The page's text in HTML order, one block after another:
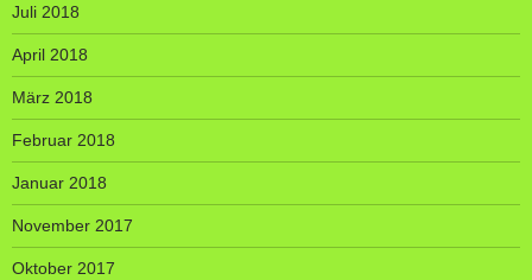
Juli 2018
April 2018
März 2018
Februar 2018
Januar 2018
November 2017
Oktober 2017